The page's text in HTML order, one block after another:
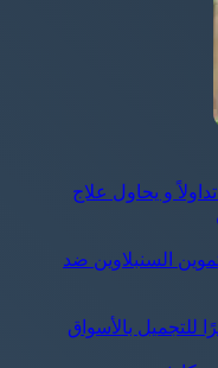
و يحاول علاج
السنبلاوين ضد